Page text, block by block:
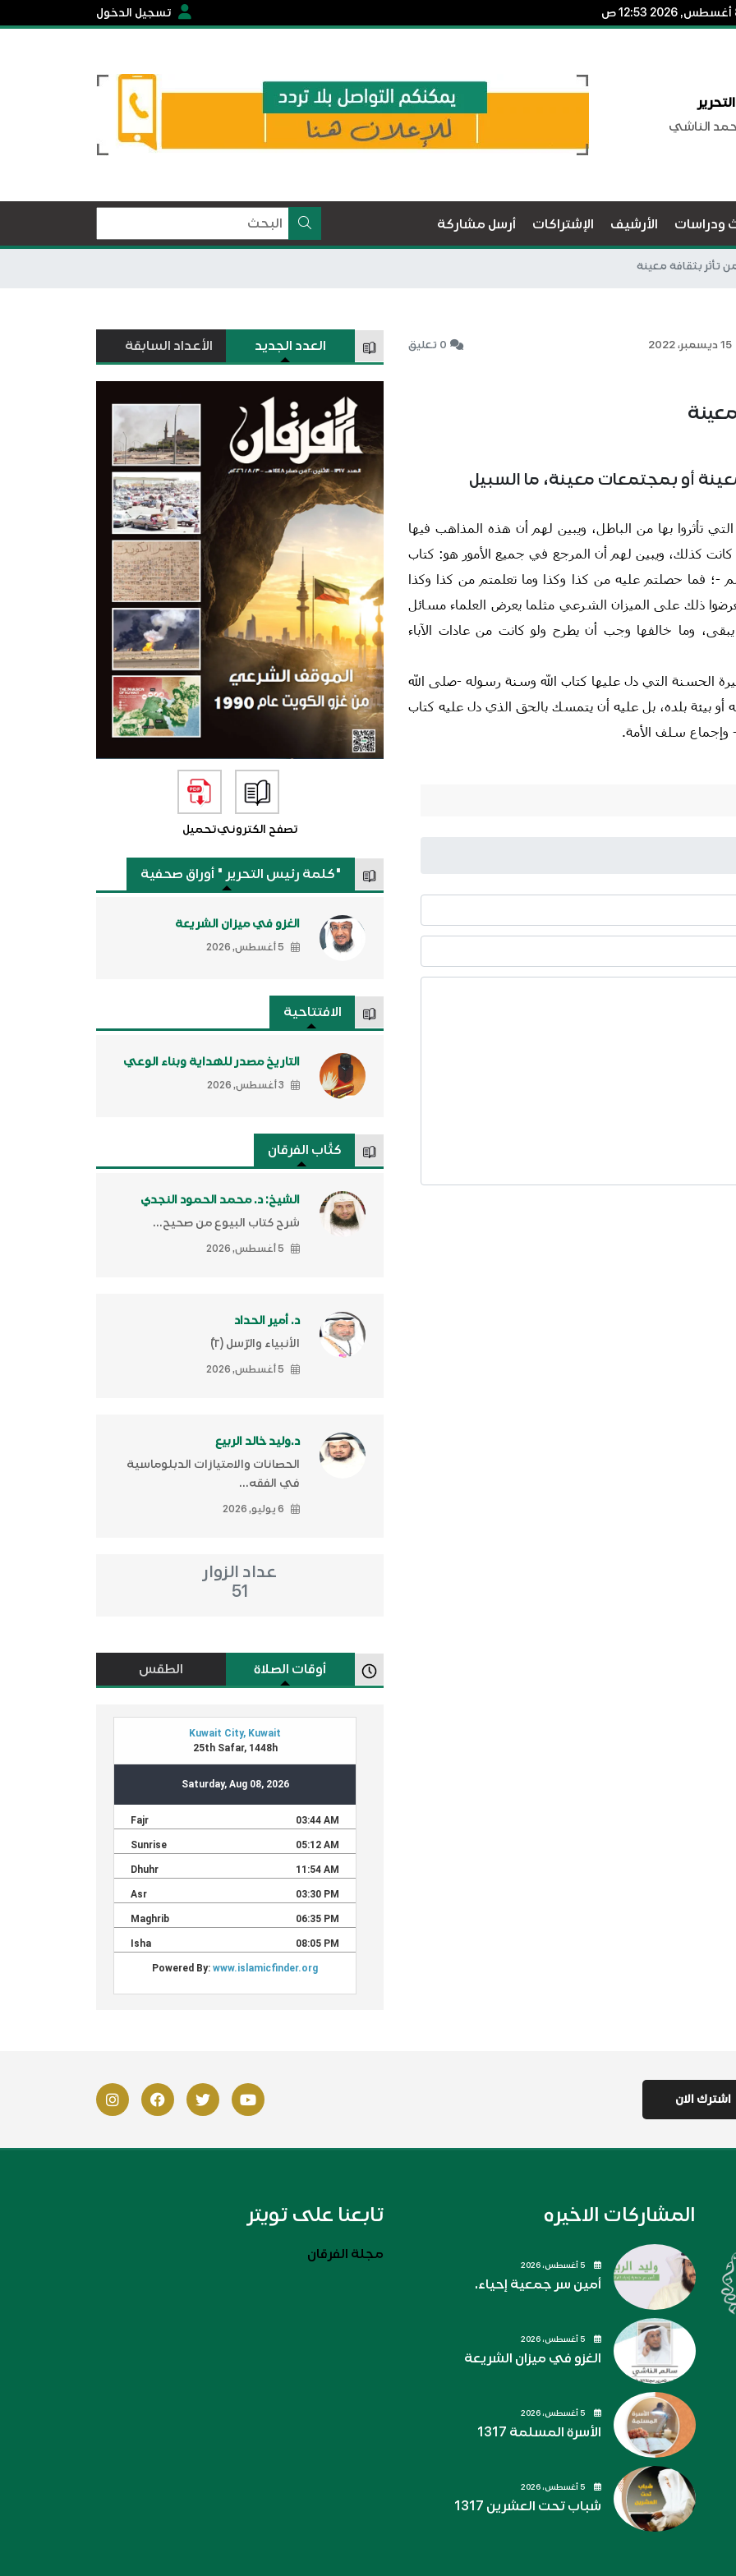
تسجيل الدخول
الناشي
ودراسات الأرشيف الإشتراكات أرسل مشاركة
تأثر بثقافة معينة
15 ديسمبر، 2022 0 تعليق
أو بمجتمعات معينة، ما السبيل
تأثروا بها من الباطل، ويبين لهم أن هذه المذاهب فيها
كانت كذلك، ويبين لهم أن المرجع في جميع الأمور هو: كتاب
؛ فما حصلتم عليه من كذا وكذا وما تعلمتم من كذا وكذا
ذلك على الميزان الشرعي مثلما يعرض العلماء مسائل
وما خالفها وجب أن يطرح ولو كانت من عادات الآباء
الحسنة التي دل عليها كتاب الله وسنة رسوله -صلى الله
أو بيئة بلده، بل عليه أن يتمسك بالحق الذي دل عليه كتاب
وإجماع سلف الأمة.
العدد الجديد الأعداد السابقة
تصفح الكترونيتحميل
"كلمة رئيس التحرير " أوراق صحفية
الغزو في ميزان الشريعة
5 أغسطس, 2026
الافتتاحية
التاريخ مصدر للهداية وبناء الوعي
3 أغسطس, 2026
كتَّاب الفرقان
الشيخ: د. محمد الحمود النجدي
شرح كتاب البيوع من صحيح...
5 أغسطس, 2026
د. أمير الحداد
الأنبياء والرّسل (٢)ّ
5 أغسطس, 2026
د.وليد خالد الربيع
الحصانات والامتيازات الدبلوماسية
في الفقه...
6 يوليو, 2026
عداد الزوار
51
أوقات الصلاة الطقس
المشاركات الاخيره
أمين سر جمعية إحياء.
الغزو في ميزان الشريعة
الأسرة المسلمة 1317
شباب تحت العشرين 1317
تابعنا على تويتر
مجلة الفرقان